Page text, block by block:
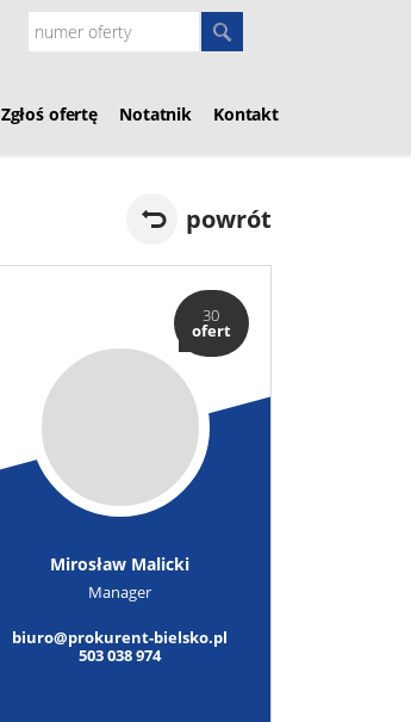
Zgłoś ofertę Notatnik Kontakt
powrót
30
ofert
Mirosław Malicki
Manager
biuro@prokurent-bielsko.pl
503 038 974